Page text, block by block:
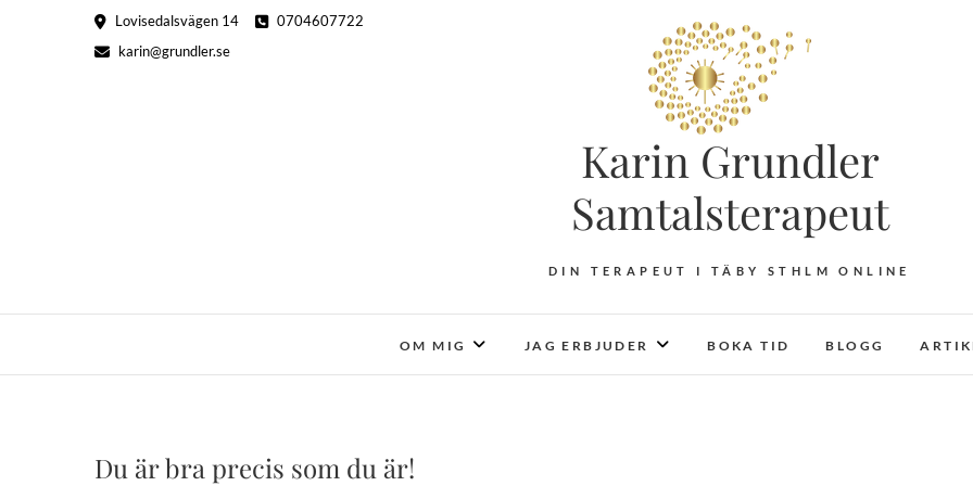
Lovisedalsvägen 14
0704607722
karin@grundler.se
Karin Grundler
Samtalsterapeut
DIN TERAPEUT I TÄBY STHLM ONLINE
OM MIG JAG ERBJUDER BOKA TID BLOGG
Du är bra precis som du är!